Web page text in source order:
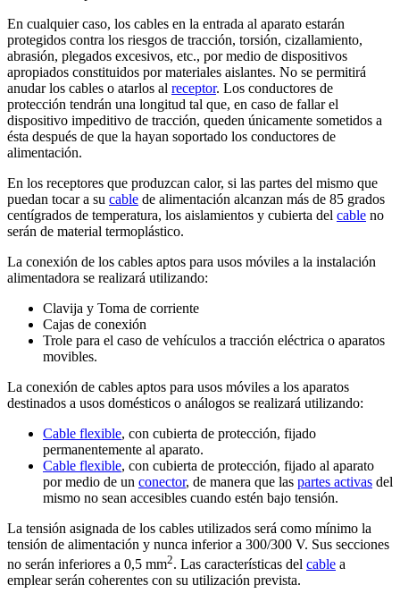
En cualquier caso, los cables en la entrada al aparato estarán
protegidos contra los riesgos de tracción, torsión, cizallamiento,
abrasión, plegados excesivos, etc., por medio de dispositivos
apropiados constituidos por materiales aislantes. No se permitirá
anudar los cables o atarlos al receptor. Los conductores de
protección tendrán una longitud tal que, en caso de fallar el
dispositivo impeditivo de tracción, queden únicamente sometidos a
ésta después de que la hayan soportado los conductores de
alimentación.
En los receptores que produzcan calor, si las partes del mismo que
puedan tocar a su cable de alimentación alcanzan más de 85 grados
centígrados de temperatura, los aislamientos y cubierta del cable no
serán de material termoplástico.
La conexión de los cables aptos para usos móviles a la instalación
alimentadora se realizará utilizando:
Clavija y Toma de corriente
Cajas de conexión
Trole para el caso de vehículos a tracción eléctrica o aparatos
movibles.
La conexión de cables aptos para usos móviles a los aparatos
destinados a usos domésticos o análogos se realizará utilizando:
Cable flexible, con cubierta de protección, fijado
permanentemente al aparato.
Cable flexible, con cubierta de protección, fijado al aparato
por medio de un conector, de manera que las partes activas del
mismo no sean accesibles cuando estén bajo tensión.
La tensión asignada de los cables utilizados será como mínimo la
tensión de alimentación y nunca inferior a 300/300 V. Sus secciones
no serán inferiores a 0,5 mm2. Las características del cable a
emplear serán coherentes con su utilización prevista.